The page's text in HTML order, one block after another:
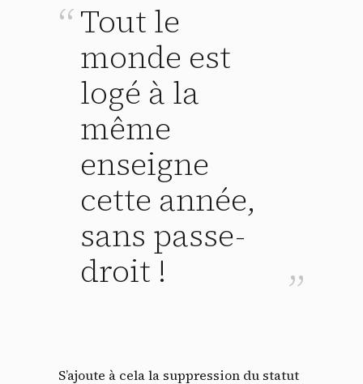
Tout le
monde est
logé à la
même
enseigne
cette année,
sans passe-
droit !
S’ajoute à cela la suppression du statut